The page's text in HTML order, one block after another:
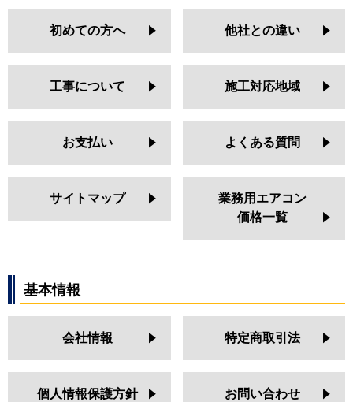
初めての方へ 他社との違い
工事について 施工対応地域
お支払い よくある質問
サイトマップ
業務用エアコン
価格一覧
基本情報
会社情報 特定商取引法
個人情報保護方針 お問い合わせ